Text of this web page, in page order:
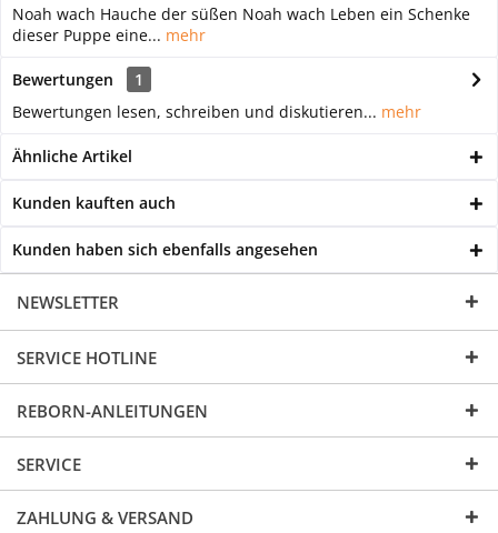
Noah wach Hauche der süßen Noah wach Leben ein Schenke
dieser Puppe eine... mehr
Bewertungen
1
Bewertungen lesen, schreiben und diskutieren... mehr
Ähnliche Artikel
Kunden kauften auch
Kunden haben sich ebenfalls angesehen
NEWSLETTER
SERVICE HOTLINE
REBORN-ANLEITUNGEN
SERVICE
ZAHLUNG & VERSAND